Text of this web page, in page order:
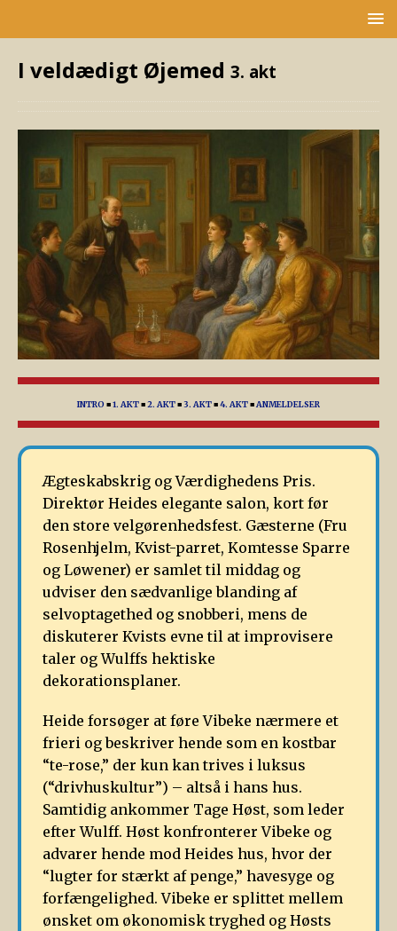
I veldædigt Øjemed 3. akt
INTRO ■1. AKT■2. AKT■3. AKT■4. AKT■ANMELDELSER
Ægteskabskrig og Værdighedens Pris.
Direktør Heides elegante salon, kort før
den store velgørenhedsfest. Gæsterne (Fru
Rosenhjelm, Kvist-parret, Komtesse Sparre
og Løwener) er samlet til middag og
udviser den sædvanlige blanding af
selvoptagethed og snobberi, mens de
diskuterer Kvists evne til at improvisere
taler og Wulffs hektiske
dekorationsplaner.
Heide forsøger at føre Vibeke nærmere et
frieri og beskriver hende som en kostbar
“te-rose,” der kun kan trives i luksus
(“drivhuskultur”) – altså i hans hus.
Samtidig ankommer Tage Høst, som leder
efter Wulff. Høst konfronterer Vibeke og
advarer hende mod Heides hus, hvor der
“lugter for stærkt af penge,” havesyge og
forfængelighed. Vibeke er splittet mellem
ønsket om økonomisk tryghed og Høsts